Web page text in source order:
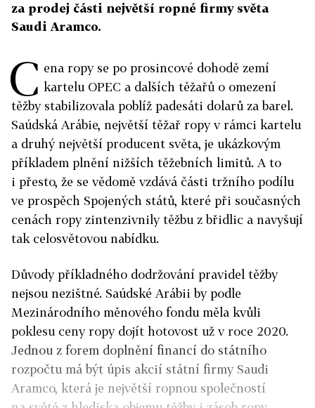
za prodej části největší ropné firmy světa
Saudi Aramco.
C ena ropy se po prosincové dohodě zemí
kartelu OPEC a dalších těžařů o omezení
těžby stabilizovala poblíž padesáti dolarů za barel.
Saúdská Arábie, největší těžař ropy v rámci kartelu
a druhý největší producent světa, je ukázkovým
příkladem plnění nižších těžebních limitů. A to
i přesto, že se vědomě vzdává části tržního podílu
ve prospěch Spojených států, které při současných
cenách ropy zintenzivnily těžbu z břidlic a navyšují
tak celosvětovou nabídku.
Důvody příkladného dodržování pravidel těžby
nejsou nezištné. Saúdské Arábii by podle
Mezinárodního měnového fondu měla kvůli
poklesu ceny ropy dojít hotovost už v roce 2020.
Jednou z forem doplnění financí do státního
rozpočtu má být úpis akcií státní firmy Saudi
Aramco, která je největší ropnou společností